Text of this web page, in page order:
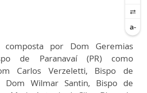
por Dom Geremias
de Paranavaí (PR) como
Carlos Verzeletti, Bispo de
Dom Wilmar Santin, Bispo de